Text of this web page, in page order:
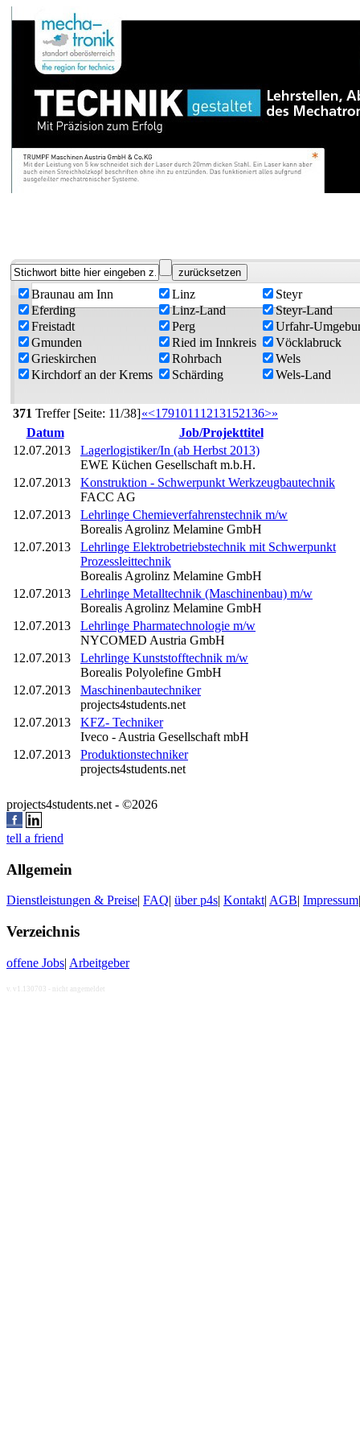
Braunau am Inn
Eferding
Freistadt
Gmunden
Grieskirchen
Kirchdorf an der Krems
Linz
Linz-Land
Perg
Ried im Innkreis
Rohrbach
Schärding
Steyr
Steyr-Land
Urfahr-
Vöcklabruck
Wels
Wels-Land
371 Treffer [Seite: 11/38]«<1 791011 1213152136>»
Datum
Job/Projekttitel
12.07.2013
Lagerlogistiker/In (ab Herbst 2013)
EWE Küchen Gesellschaft m.b.H.
12.07.2013
Konstruktion - Schwerpunkt Werkzeugbautechnik
FACC AG
12.07.2013
Lehrlinge Chemieverfahrenstechnik m/w
Borealis Agrolinz Melamine GmbH
12.07.2013
Lehrlinge Elektrobetriebstechnik mit Schwerpunkt
Prozessleittechnik
Borealis Agrolinz Melamine GmbH
12.07.2013
Lehrlinge Metalltechnik (Maschinenbau) m/w
Borealis Agrolinz Melamine GmbH
12.07.2013
Lehrlinge Pharmatechnologie m/w
NYCOMED Austria GmbH
12.07.2013
Lehrlinge Kunststofftechnik m/w
Borealis Polyolefine GmbH
12.07.2013
Maschinenbautechniker
projects4students.net
12.07.2013
KFZ- Techniker
Iveco - Austria Gesellschaft mbH
12.07.2013
Produktionstechniker
projects4students.net
projects4students.net - ©2026
tell a friend
Allgemein
Dienstleistungen & Preise| FAQ| über p4s| Kontakt| AGB| Impressum
Verzeichnis
offene Jobs| Arbeitgeber
v. v1.130703 - nicht angemeldet